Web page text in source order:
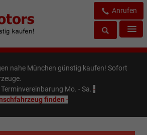
Anrufen
nahe München günstig kaufen! Sofort
Mo. - Sa. -
finden -